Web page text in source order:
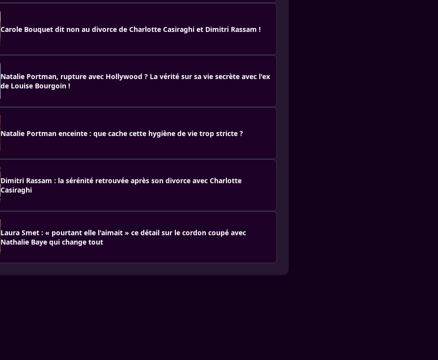
Carole Bouquet dit non au divorce de Charlotte Casiraghi et Dimitri Rassam !
Natalie Portman, rupture avec Hollywood ? La vérité sur sa vie secrète avec l'ex
de Louise Bourgoin !
Natalie Portman enceinte : que cache cette hygiène de vie trop stricte ?
Dimitri Rassam : la sérénité retrouvée après son divorce avec Charlotte
Casiraghi
Laura Smet : « pourtant elle l'aimait » ce détail sur le cordon coupé avec
Nathalie Baye qui change tout